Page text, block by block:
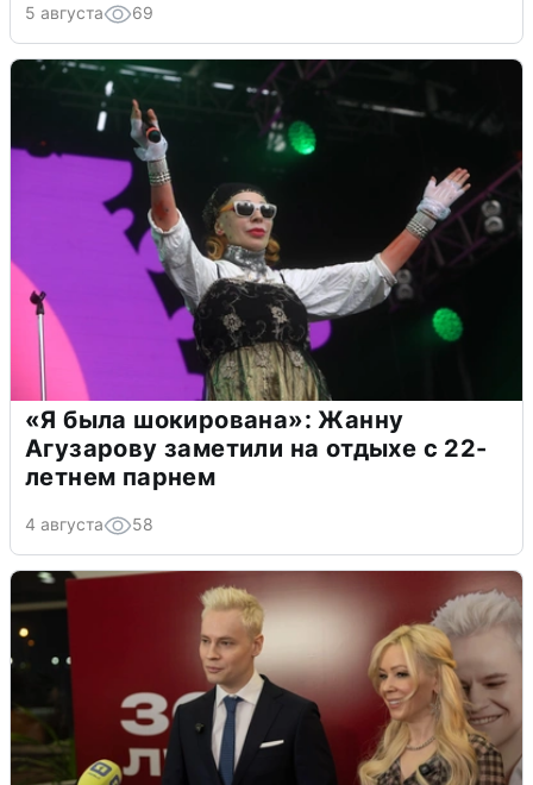
5 августа 69
«Я была шокирована»: Жанну
Агузарову заметили на отдыхе с 22-
летнем парнем
4 августа 58